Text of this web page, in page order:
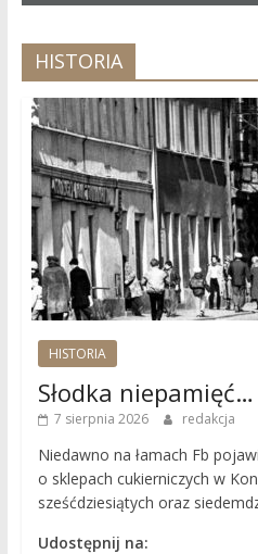
HISTORIA
HISTORIA
Słodka niepamięć…
7 sierpnia 2026 redakcja
Niedawno na łamach Fb
o sklepach cukierniczych w
sześćdziesiątych oraz
Udostępnij na: